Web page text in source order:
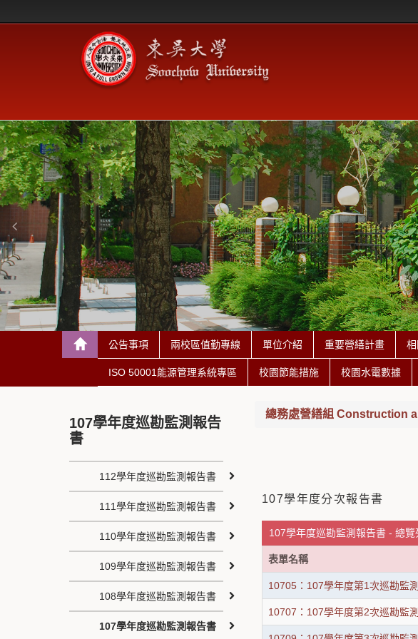
公告事項 兩校區值勤專線 單位介紹 重要營繕計畫
ISO 50001能源管理系統專區 校園節能措施 校園水電數據
總務處營繕組 Construction
107學年度分次報告書
107學年度巡勘監測報告書 - 總覽
表單名稱
10705：107學年度第1次巡勘監
10707：107學年度第2次巡勘監
107學年度巡勘監測報告
書
112學年度巡勘監測報告書
111學年度巡勘監測報告書
110學年度巡勘監測報告書
109學年度巡勘監測報告書
108學年度巡勘監測報告書
107學年度巡勘監測報告書